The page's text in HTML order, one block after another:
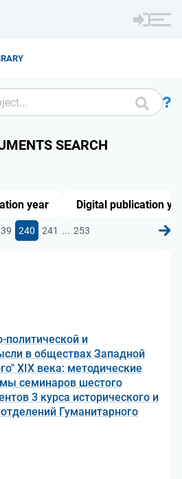
SEARCH
240 241 ... 253
политической и
в обществах Западной
XIX века: методические
семинаров шестого
3 курса исторического и
Гуманитарного
year Digital publication